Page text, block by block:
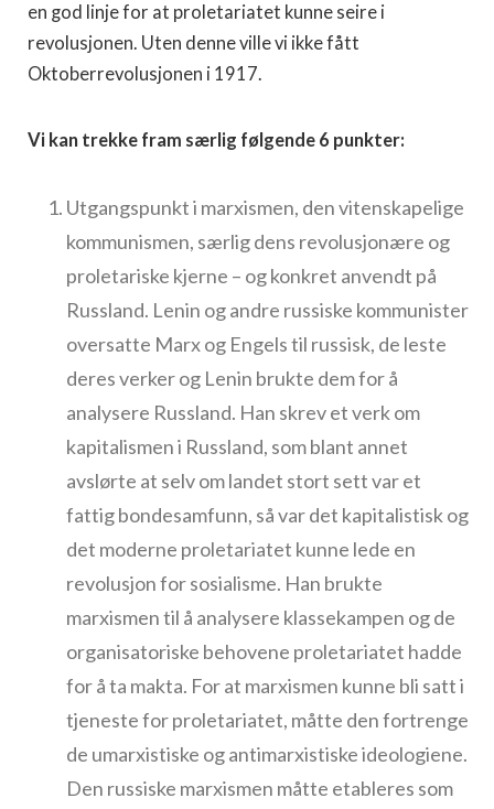
en god linje for at proletariatet kunne seire i
revolusjonen. Uten denne ville vi ikke fått
Oktoberrevolusjonen i 1917.
Vi kan trekke fram særlig følgende 6 punkter:
Utgangspunkt i marxismen, den vitenskapelige
kommunismen, særlig dens revolusjonære og
proletariske kjerne – og konkret anvendt på
Russland. Lenin og andre russiske kommunister
oversatte Marx og Engels til russisk, de leste
deres verker og Lenin brukte dem for å
analysere Russland. Han skrev et verk om
kapitalismen i Russland, som blant annet
avslørte at selv om landet stort sett var et
fattig bondesamfunn, så var det kapitalistisk og
det moderne proletariatet kunne lede en
revolusjon for sosialisme. Han brukte
marxismen til å analysere klassekampen og de
organisatoriske behovene proletariatet hadde
for å ta makta. For at marxismen kunne bli satt i
tjeneste for proletariatet, måtte den fortrenge
de umarxistiske og antimarxistiske ideologiene.
Den russiske marxismen måtte etableres som